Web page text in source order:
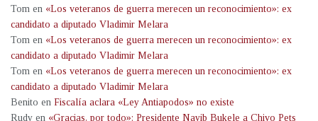
Tom en «Los veteranos de guerra merecen un reconocimiento»: ex
candidato a diputado Vladimir Melara
Tom en «Los veteranos de guerra merecen un reconocimiento»: ex
candidato a diputado Vladimir Melara
Tom en «Los veteranos de guerra merecen un reconocimiento»: ex
candidato a diputado Vladimir Melara
Benito en Fiscalía aclara «Ley Antiapodos» no existe
Rudy en «Gracias, por todo»: Presidente Nayib Bukele a Chivo Pets